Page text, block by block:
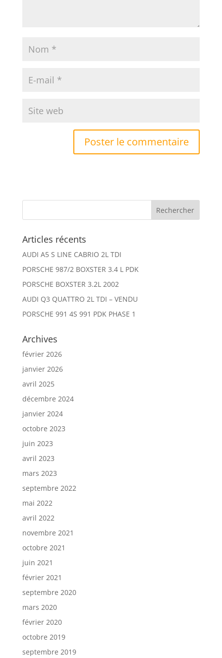
Articles récents
AUDI A5 S LINE CABRIO 2L TDI
PORSCHE 987/2 BOXSTER 3.4 L PDK
PORSCHE BOXSTER 3.2L 2002
AUDI Q3 QUATTRO 2L TDI – VENDU
PORSCHE 991 4S 991 PDK PHASE 1
Archives
février 2026
janvier 2026
avril 2025
décembre 2024
janvier 2024
octobre 2023
juin 2023
avril 2023
mars 2023
septembre 2022
mai 2022
avril 2022
novembre 2021
octobre 2021
juin 2021
février 2021
septembre 2020
mars 2020
février 2020
octobre 2019
septembre 2019